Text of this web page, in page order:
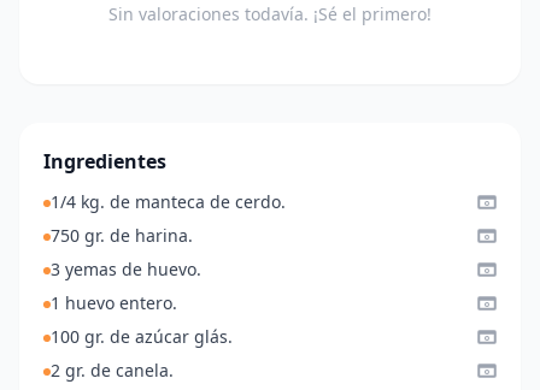
Sin valoraciones todavía. ¡Sé el primero!
Ingredientes
1/4 kg. de manteca de cerdo.
750 gr. de harina.
3 yemas de huevo.
1 huevo entero.
100 gr. de azúcar glás.
2 gr. de canela.